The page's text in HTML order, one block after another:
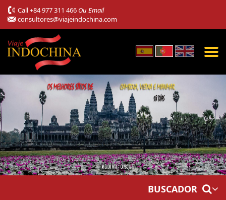
Call+84 977 311 466 Ou Email
consultores@viajeindochina.com
BUSCADOR